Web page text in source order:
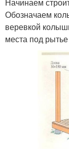
Обозначаем
веревкой
места под